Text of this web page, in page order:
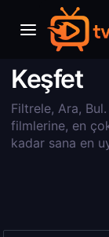
Keşfet
Filtrele, Ara,
filmlerine, en
kadar sana en